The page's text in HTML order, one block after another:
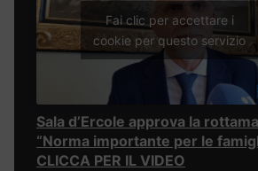
Fai clic per accettare i
cookie per questo servizio
Sala d’Ercole approva la
“Norma importante per le
CLICCA PER IL VIDEO